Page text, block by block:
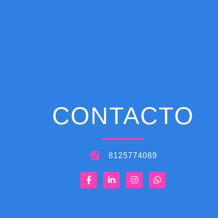
CONTACTO
8125774089